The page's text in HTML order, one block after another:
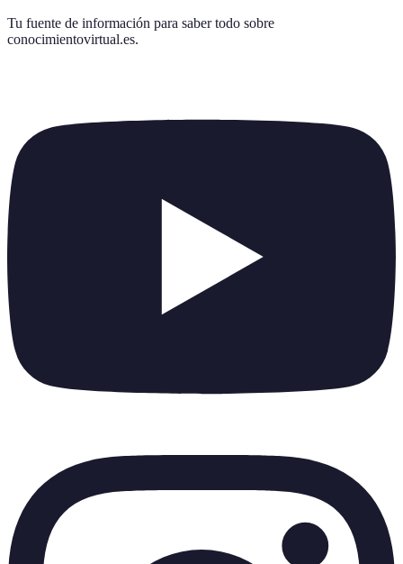
Tu fuente de información para saber todo sobre
conocimientovirtual.es.